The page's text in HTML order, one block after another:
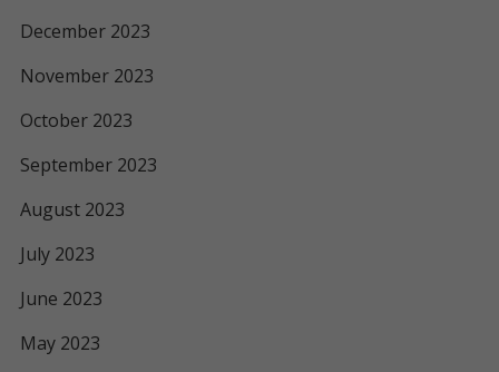
December 2023
November 2023
October 2023
September 2023
August 2023
July 2023
June 2023
May 2023